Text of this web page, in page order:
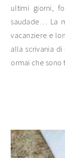
ultimi giorni,
saudade… La
vacanziere e
alla scrivania
ormai che